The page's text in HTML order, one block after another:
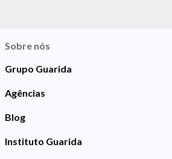
Sobre nós
Grupo Guarida
Agências
Blog
Instituto Guarida